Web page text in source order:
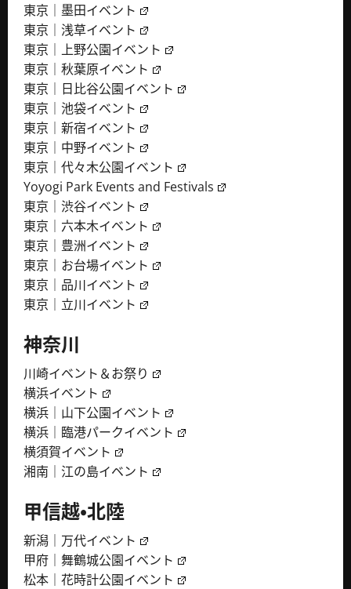
東京｜墨田イベント
東京｜浅草イベント
東京｜上野公園イベント
東京｜秋葉原イベント
東京｜日比谷公園イベント
東京｜池袋イベント
東京｜新宿イベント
東京｜中野イベント
東京｜代々木公園イベント
Yoyogi Park Events and Festivals
東京｜渋谷イベント
東京｜六本木イベント
東京｜豊洲イベント
東京｜お台場イベント
東京｜品川イベント
東京｜立川イベント
神奈川
川崎イベント＆お祭り
横浜イベント
横浜｜山下公園イベント
横浜｜臨港パークイベント
横須賀イベント
湘南｜江の島イベント
甲信越・北陸
新潟｜万代イベント
甲府｜舞鶴城公園イベント
松本｜花時計公園イベント